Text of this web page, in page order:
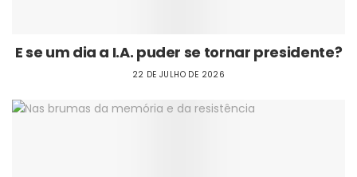
E se um dia a I.A. puder se tornar presidente?
22 DE JULHO DE 2026